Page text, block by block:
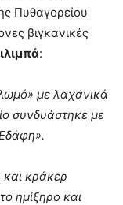
Πυθαγορείου
βιγκανικές
:
με λαχανικά
συνδυάστηκε με
κράκερ
ημίξηρο και